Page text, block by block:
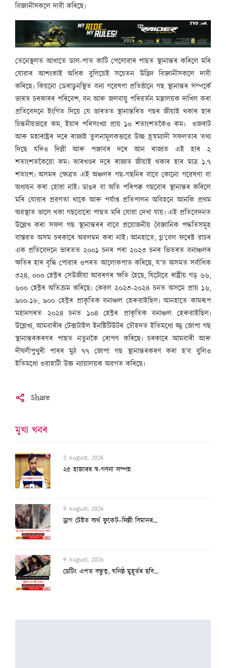
বিজ্ঞানীসকলে দাবী কৰিছে৷
তেনেস্থলত আধাতে ডাল-পাত কাটি পেলোৱাৰ পাছত স্থানান্তৰ কৰিলে মৰি
যোৱাৰ আশংকাই অধিক বুলিয়েই সচেতন উদ্ভিদ বিজ্ঞানীসকলে দাবী
কৰিছে৷ কিয়নো ডেৰাডুনস্থিত বন্য গৱেষণা প্ৰতিষ্ঠানে গছ স্থানান্তৰ সম্পৰ্কে
ভাৰত চৰকাৰৰ পৰিবেশ, বন আৰু জলবায়ু পৰিৱৰ্তন মন্ত্ৰালয়ক দাখিল কৰা
প্ৰতিবেদনে ইংগিত দিয়ে যে ভাৰতত স্থানান্তৰিত গছৰ জীয়াই থকাৰ হাৰ
চিন্তনীয়ভাৱে কম, ইয়াৰ পৰিসংখ্যা প্ৰায় ১০ শতাংশতকৈও কম৷ গুজৰাট
আৰু মহাৰাষ্ট্ৰৰ দৰে ৰাজ্যই তুলনামূলকভাৱে উচ্ছ হ্ৰস্বম্যাদী সফলতাৰ তথ্য
দিছে যদিও দিল্লী আৰু পঞ্জাবৰ দৰে আন ৰাজ্যত এই হাৰ ২
শতাংশতকৈয়ো কম৷ ঝাৰখণ্ডৰ দৰে ৰাজ্যত জীয়াই থকাৰ হাৰ মাত্ৰ ১.৭
শতাংশ৷ অসমৰ ক্ষেত্ৰত এই অঞ্চলৰ গছ-গছনিৰ বাবে কোনো গৱেষণা বা
অধ্যয়ন কৰা হোৱা নাই৷ ডাঙৰ বা অতি পৰিপক্ব গছবোৰ স্থানান্তৰ কৰিলে
মৰি যোৱাৰ প্ৰৱণতা থাকে আৰু পৰ্যাপ্ত প্ৰতিপালন অবিহনে আনকি প্ৰথম
অৱস্থাত ভালে থকা গছবোৰো পাছত মৰি যোৱা দেখা যায়৷ এই প্ৰতিবেদনত
উল্লেখ কৰা সফল গছ স্থানান্তৰৰ বাবে প্ৰয়োজনীয় বৈজ্ঞানিক পদ্ধতিসমূহ
বাস্তৱত অসম চৰকাৰে অৱলম্বন কৰা নাই৷ আনহাতে, গ্ল’বেল ফৰেষ্ট ৱাচৰ
এক প্ৰতিবেদনে ভাৰতত ২০০১ চনৰ পৰা ২০২৩ চনৰ ভিতৰত বনাঞ্চলৰ
ক্ষতিৰ হাৰ বৃদ্ধি পোৱাৰ ওপৰত আলোকপাত কৰিছে, য’ত অসমত সৰ্বাধিক
৩২৪, ০০০ হেক্টৰ সেউজীয়া আৱৰণৰ ক্ষতি হৈছে, যিটোৱে ৰাষ্ট্ৰীয় গড় ৬৬,
৬০০ হেক্টৰ অতিক্ৰম কৰিছে৷ কেৱল ২০২৩-২০২৪ চনত অসমে প্ৰায় ১৬,
৯০০-১৮, ৯০০ হেক্টৰ প্ৰাকৃতিক বনাঞ্চল হেৰুৱাইছিল৷ আনহাতে কামৰূপ
মহানগৰত ২০২৪ চনত ১০৪ হেক্টৰ প্ৰাকৃতিক বনাঞ্চল হেৰুৱাইছিল৷
উল্লেখ্য, আমবাৰীৰ টেক্সটাইল ইনষ্টিটিউটৰ চৌহদত ইতিমধ্যে জ্জ্ব জোপা গছ
স্থানান্তৰকৰণৰ পাছত নতুনকৈ ৰোপণ কৰিছে৷ চৰকাৰে আমবাৰী আৰু
দীঘলীপুখুৰী পাৰৰ মুঠ ৭৭ জোপা গছ স্থানান্তৰকৰণ কৰা হ’ব বুলিও
ইতিমধ্যে গুৱাহাটী উচ্চ ন্যায়ালয়ক অৱগত কৰিছে৷
Share
মুখ্য খবৰ
3 August, 2026
২৫ হাজাৰৰ স্ব-গণনা সম্পন্ন
9 August, 2026
ড্ৰাগ টেষ্টত ব্যৰ্থ ফুকেট–দিল্লী বিমানৰ...
9 August, 2026
ডেটিং এপত বন্ধুত্ব, ঘনিষ্ঠ মুহূৰ্তৰ ছবি...
ভাৰততে আছে বিশ্বৰ আটাইতকৈ দীঘল চুলিৰ গৰা...